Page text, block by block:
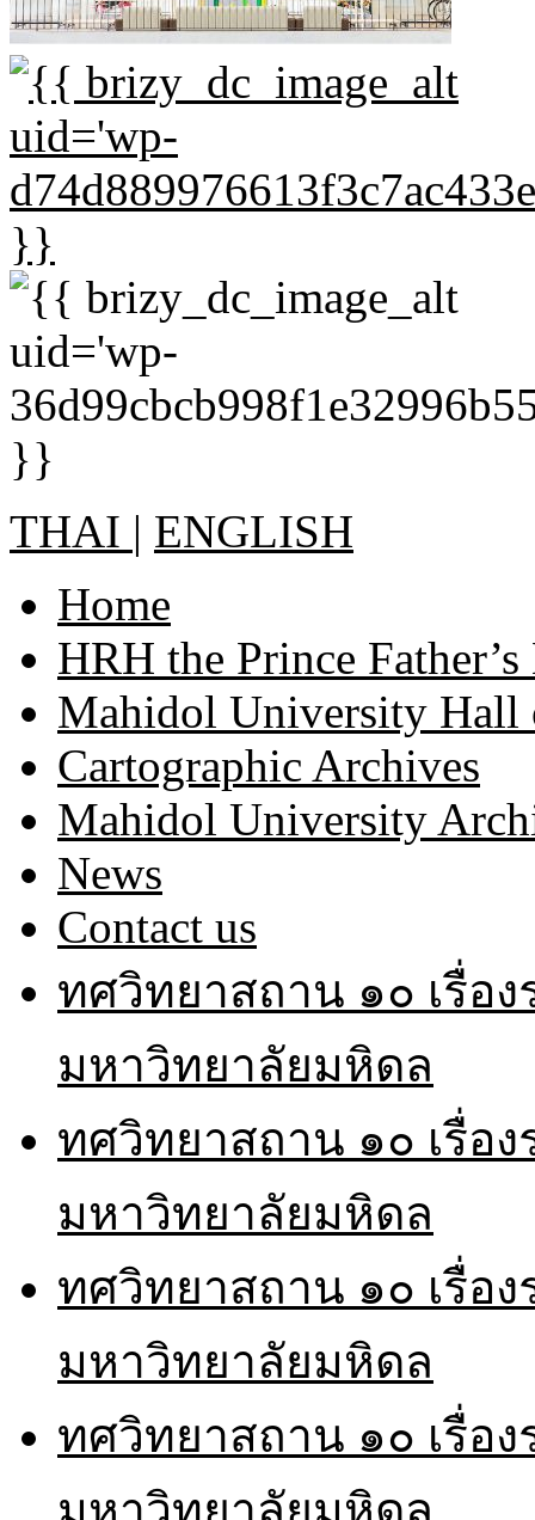
THAI | ENGLISH
Home
HRH the Prince
Mahidol University Hall
Cartographic Archives
Mahidol University
News
Contact us
ทศวิทยาสถาน ๑๐ เรื่อ
มหาวิทยาลัยมหิดล
ทศวิทยาสถาน ๑๐ เรื่อ
มหาวิทยาลัยมหิดล
ทศวิทยาสถาน ๑๐ เรื่อ
มหาวิทยาลัยมหิดล
ทศวิทยาสถาน ๑๐ เรื่อ
มหาวิทยาลัยมหิดล